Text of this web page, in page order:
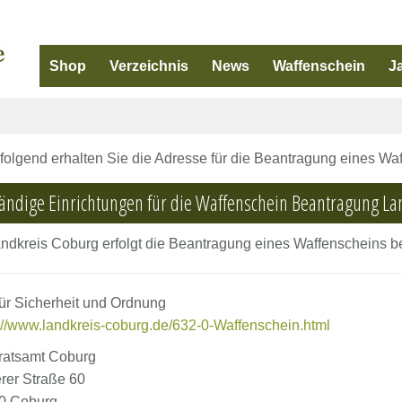
Shop Verzeichnis News Waffenschein
erhalten Sie die Adresse für die Beantragung eines
Einrichtungen für die Waffenschein Beantragung
Coburg erfolgt die Beantragung eines Waffenscheins
Sicherheit und Ordnung
www.landkreis-coburg.de/632-0-Waffenschein.html
Coburg
Straße 60